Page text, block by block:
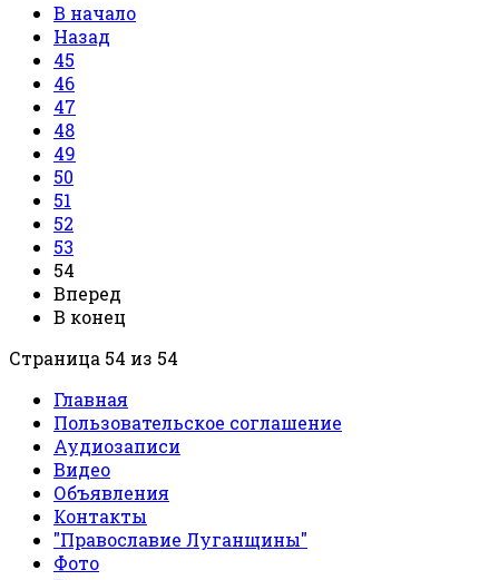
В начало
Назад
45
46
47
48
49
50
51
52
53
54
Вперед
В конец
Страница 54 из 54
Главная
Пользовательское соглашение
Аудиозаписи
Видео
Объявления
Контакты
"Православие Луганщины"
Фото